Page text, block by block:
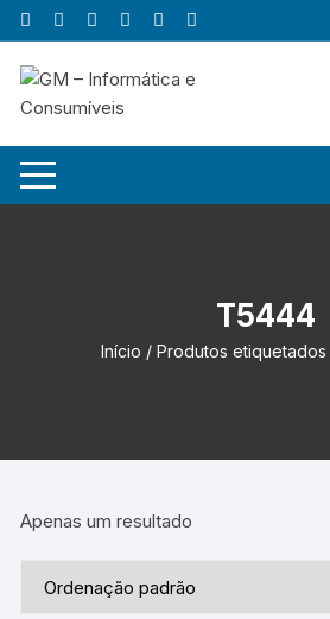
Skip
to
content
T5444
Início / Produtos etiquetados
Apenas um resultado